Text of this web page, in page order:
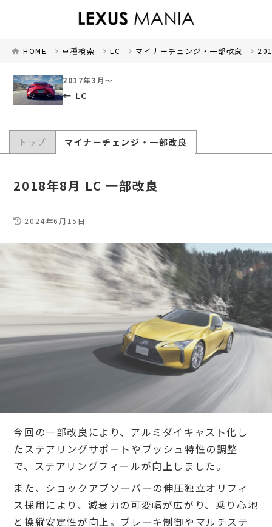
HOME 車種検索 LC マイナーチェンジ・一部改良
2017年3月～
LC
トップ マイナーチェンジ・一部改良
2018年8月 LC 一部改良
2024年6月15日
今回の一部改良により、アルミダイキャスト化し
たステアリングサポートやブッシュ特性の調整
で、ステアリングフィールが向上しました。
また、ショックアブソーバーの伸圧独立オリフィ
ス採用により、減衰力の可変幅が広がり、乗り心地
と操縦安定性が向上。ブレーキ制御やマルチステ